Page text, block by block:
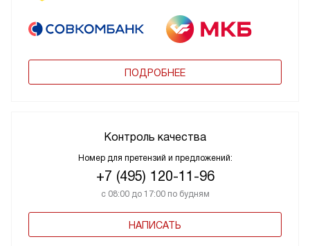
ПОДРОБНЕЕ
Контроль качества
Номер для претензий и предложений:
+7 (495) 120-11-96
с 08:00 до 17:00 по будням
НАПИСАТЬ